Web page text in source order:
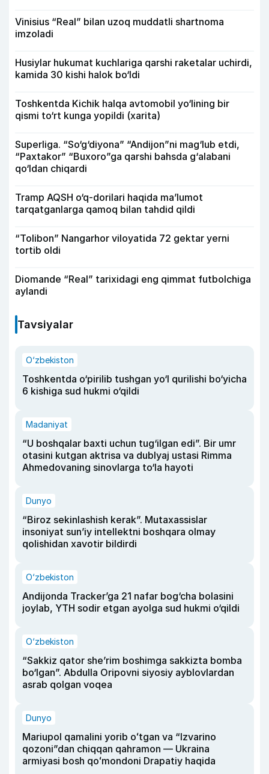
Vinisius “Real” bilan uzoq muddatli shartnoma
imzoladi
Husiylar hukumat kuchlariga qarshi raketalar uchirdi,
kamida 30 kishi halok bo‘ldi
Toshkentda Kichik halqa avtomobil yo‘lining bir
qismi to‘rt kunga yopildi (xarita)
Superliga. “So‘g‘diyona” “Andijon”ni mag‘lub etdi,
“Paxtakor” “Buxoro”ga qarshi bahsda g‘alabani
qo‘ldan chiqardi
Tramp AQSH o‘q-dorilari haqida ma’lumot
tarqatganlarga qamoq bilan tahdid qildi
“Tolibon” Nangarhor viloyatida 72 gektar yerni
tortib oldi
Diomande “Real” tarixidagi eng qimmat futbolchiga
aylandi
Tavsiyalar
O‘zbekiston
Toshkentda o‘pirilib tushgan yo‘l qurilishi bo‘yicha
6 kishiga sud hukmi o‘qildi
Madaniyat
“U boshqalar baxti uchun tug‘ilgan edi”. Bir umr
otasini kutgan aktrisa va dublyaj ustasi Rimma
Ahmedovaning sinovlarga to‘la hayoti
Dunyo
“Biroz sekinlashish kerak”. Mutaxassislar
insoniyat sun’iy intellektni boshqara olmay
qolishidan xavotir bildirdi
O‘zbekiston
Andijonda Tracker’ga 21 nafar bog‘cha bolasini
joylab, YTH sodir etgan ayolga sud hukmi o‘qildi
O‘zbekiston
“Sakkiz qator she’rim boshimga sakkizta bomba
bo‘lgan”. Abdulla Oripovni siyosiy ayblovlardan
asrab qolgan voqea
Dunyo
Mariupol qamalini yorib oʻtgan va “Izvarino
qozoni”dan chiqqan qahramon — Ukraina
armiyasi bosh qoʻmondoni Drapatiy haqida